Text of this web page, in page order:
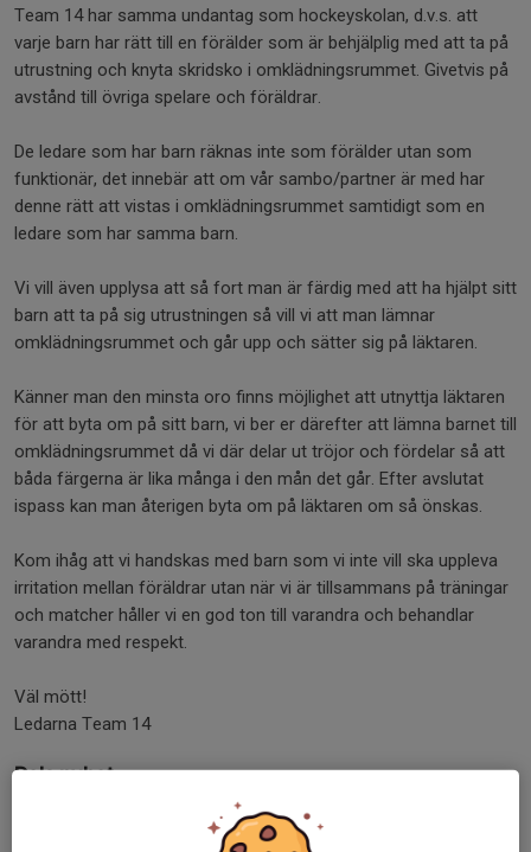
Team 14 har samma undantag som hockeyskolan, d.v.s. att
varje barn har rätt till en förälder som är behjälplig med att ta på
utrustning och knyta skridsko i omklädningsrummet. Givetvis på
avstånd till övriga spelare och föräldrar.
De ledare som har barn räknas inte som förälder utan som
funktionär, det innebär att om vår sambo/partner är med har
denne rätt att vistas i omklädningsrummet samtidigt som en
ledare som har samma barn.
Vi vill även upplysa att så fort man är färdig med att ha hjälpt sitt
barn att ta på sig utrustningen så vill vi att man lämnar
omklädningsrummet och går upp och sätter sig på läktaren.
Känner man den minsta oro finns möjlighet att utnyttja läktaren
för att byta om på sitt barn, vi ber er därefter att lämna barnet till
omklädningsrummet då vi där delar ut tröjor och fördelar så att
båda färgerna är lika många i den mån det går. Efter avslutat
ispass kan man återigen byta om på läktaren om så önskas.
Kom ihåg att vi handskas med barn som vi inte vill ska uppleva
irritation mellan föräldrar utan när vi är tillsammans på träningar
och matcher håller vi en god ton till varandra och behandlar
varandra med respekt.
Väl mött!
Ledarna Team 14
Dela nyhet